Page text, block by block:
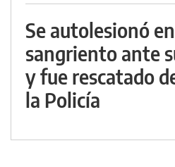
Se autolesionó
sangriento ante
y fue rescatado
la Policía